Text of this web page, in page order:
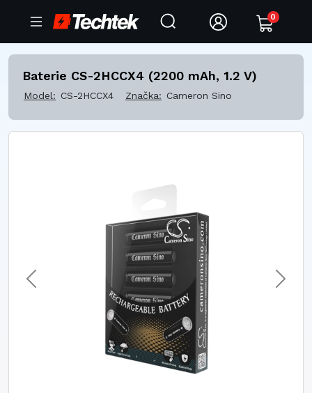
0
Baterie CS-2HCCX4 (2200 mAh, 1.2 V)
Model: CS-2HCCX4 Značka: Cameron Sino